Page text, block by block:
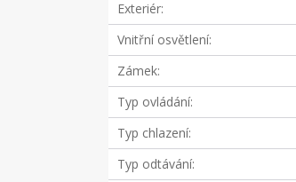
Exteriér
Vnitřní osvětlení
Zámek
Typ ovládání
Typ chlazení
Typ odtávání